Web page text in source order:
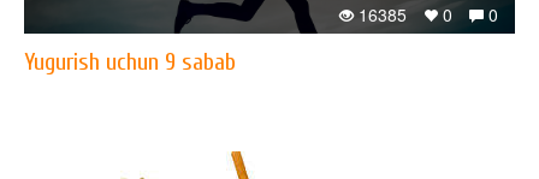
0
0
16385
Yugurish uchun 9 sabab